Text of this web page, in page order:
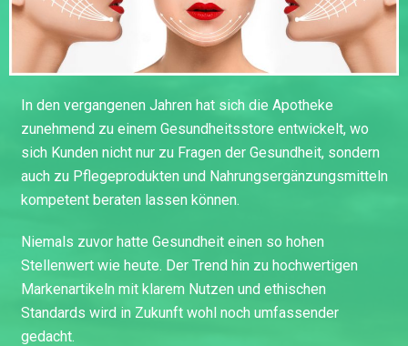
In den vergangenen Jahren hat sich die Apotheke
zunehmend zu einem Gesundheitsstore entwickelt, wo
sich Kunden nicht nur zu Fragen der Gesundheit, sondern
auch zu Pflegeprodukten und Nahrungsergänzungsmitteln
kompetent beraten lassen können.
Niemals zuvor hatte Gesundheit einen so hohen
Stellenwert wie heute. Der Trend hin zu hochwertigen
Markenartikeln mit klarem Nutzen und ethischen
Standards wird in Zukunft wohl noch umfassender
gedacht.